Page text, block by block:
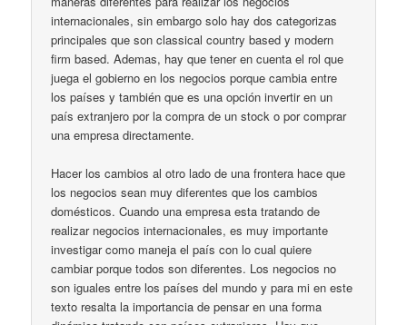
internacionales, sin embargo solo hay dos categorizas
principales que son classical country based y modern
firm based. Ademas, hay que tener en cuenta el rol que
juega el gobierno en los negocios porque cambia entre
los países y también que es una opción invertir en un
país extranjero por la compra de un stock o por comprar
una empresa directamente.
Hacer los cambios al otro lado de una frontera hace que
los negocios sean muy diferentes que los cambios
domésticos. Cuando una empresa esta tratando de
realizar negocios internacionales, es muy importante
investigar como maneja el país con lo cual quiere
cambiar porque todos son diferentes. Los negocios no
son iguales entre los países del mundo y para mi en este
texto resalta la importancia de pensar en una forma